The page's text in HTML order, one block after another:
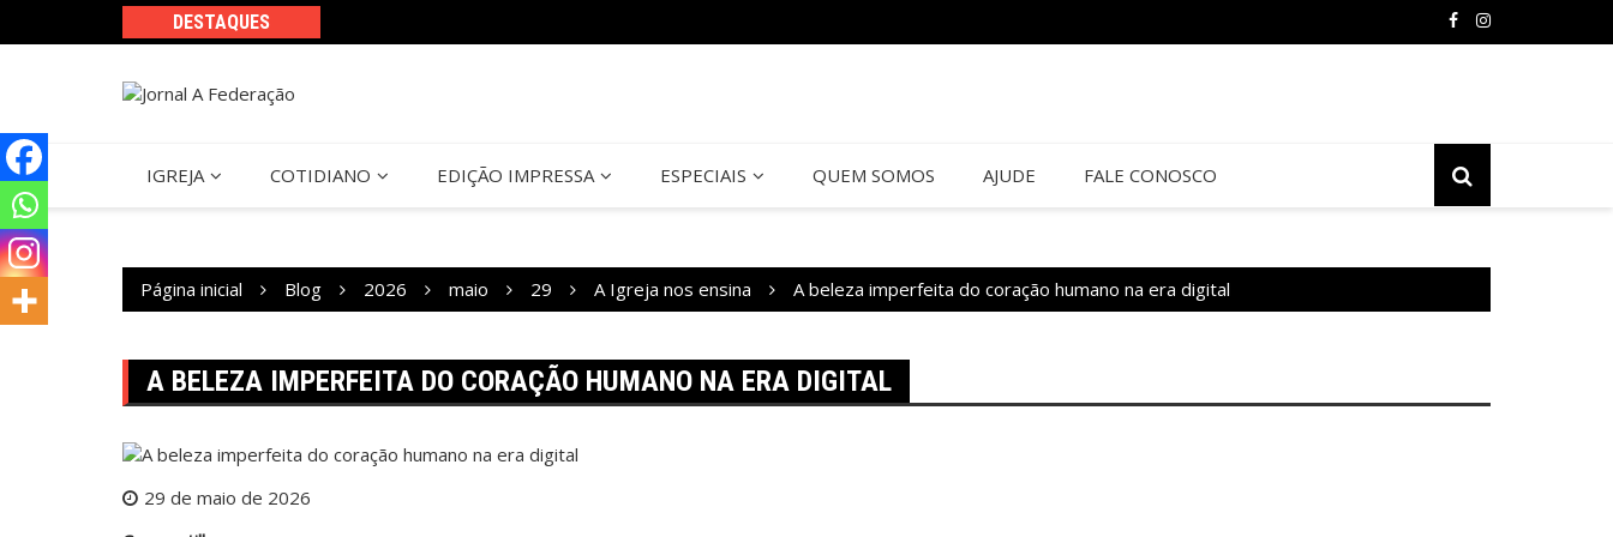
DESTAQUES
IGREJA COTIDIANO EDIÇÃO IMPRESSA ESPECIAIS QUEM SOMOS AJUDE FALE CONOSCO
Página inicial Blog 2026 maio 29 A Igreja nos ensina A beleza imperfeita do coração humano na era digital
A BELEZA IMPERFEITA DO CORAÇÃO HUMANO NA ERA DIGITAL
29 de maio de 2026